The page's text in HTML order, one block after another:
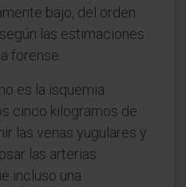
bajo, del orden
las estimaciones
forense.
es la isquemia
cinco kilogramos de
las venas yugulares y
las arterias
incluso una